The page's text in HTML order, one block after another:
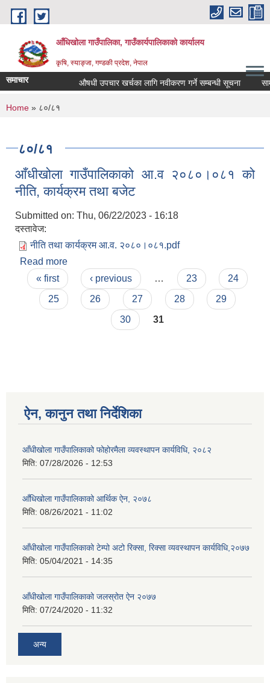
Skip to main content
आँधिखोला गाउँपालिका, गाउँकार्यपालिकाको कार्यालय
कृषि, स्याङ्जा, गण्डकी प्रदेश, नेपाल
समाचार औषधी उपचार खर्चका लागि नवीकरण गर्ने सम्बन्धी सूचना
You are here
Home » ८०/८१
८०/८१
आँधीखोला गाउँपालिकाको आ.व २०८०।०८१ को
नीति, कार्यक्रम तथा बजेट
Submitted on: Thu, 06/22/2023 - 16:18
दस्तावेज:
नीति तथा कार्यक्रम आ.व. २०८०।०८१.pdf
Read more
नीति, कार्यक्रम तथा बजेट
Pages
« first ‹ previous … 23
24
25
26 27 28
29
30
31
ऐन, कानुन तथा निर्देशिका
आँधीखोला गाउँपालिकाको फोहोरमैला व्यवस्थापन कार्यविधि, २०८२
मिति: 07/28/2026 - 12:53
आँधिखोला गाउँपालिकाको आर्थिक ऐन, २०७८
मिति: 08/26/2021 - 11:02
आँधीखोला गाउँपालिकाको टेम्पो अटो रिक्सा, रिक्सा व्यवस्थापन कार्यविधि,२०७७
मिति: 05/04/2021 - 14:35
आँधीखोला गाउँपालिकाको जलस्रोत ऐन २०७७
मिति: 07/24/2020 - 11:32
अन्य